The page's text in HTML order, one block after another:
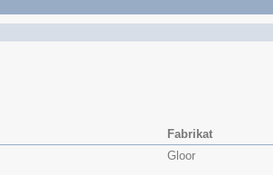
Fabrikat
Gloor